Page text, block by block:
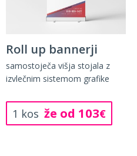
Roll up bannerji
samostoječa višja stojala z
izvlečnim sistemom grafike
1 kos že od 103€